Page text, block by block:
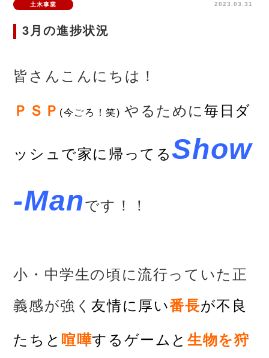
土木事業 2023.03.31
3月の進捗状況
皆さんこんにちは！
ＰＳＰ (今ごろ！笑) やるために毎日ダ
ッシュで家に帰ってるShow
-Manです！！
小・中学生の頃に流行っていた 正
義感が強く友情に厚い番長が不良
たちと 喧嘩するゲーム と生物を狩